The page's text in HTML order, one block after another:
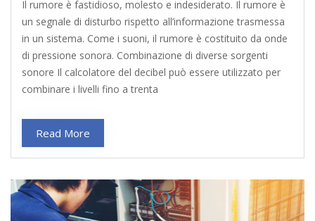
Il rumore è fastidioso, molesto e indesiderato. Il rumore è
un segnale di disturbo rispetto all’informazione trasmessa
in un sistema. Come i suoni, il rumore è costituito da onde
di pressione sonora. Combinazione di diverse sorgenti
sonore Il calcolatore del decibel può essere utilizzato per
combinare i livelli fino a trenta
Read More